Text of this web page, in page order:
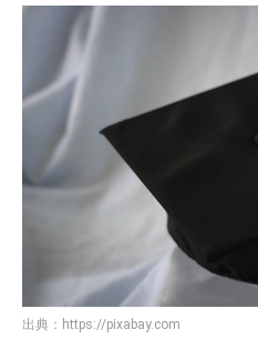
出典： https://pixabay.com